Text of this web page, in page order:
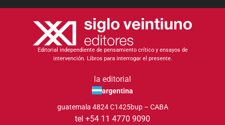
Editorial independiente de pensamiento crítico y ensayos de
intervención. Libros para interrogar el presente.
la editorial
argentina
guatemala 4824 C1425bup – CABA
tel +54 11 4770 9090